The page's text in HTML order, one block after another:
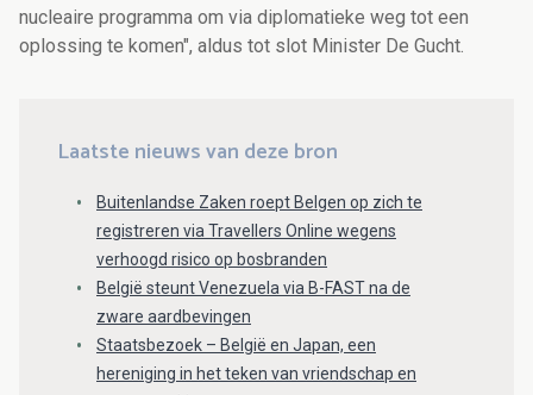
nucleaire programma om via diplomatieke weg tot een
oplossing te komen", aldus tot slot Minister De Gucht.
Laatste nieuws van deze bron
Buitenlandse Zaken roept Belgen op zich te
registreren via Travellers Online wegens
verhoogd risico op bosbranden
België steunt Venezuela via B-FAST na de
zware aardbevingen
Staatsbezoek – België en Japan, een
hereniging in het teken van vriendschap en